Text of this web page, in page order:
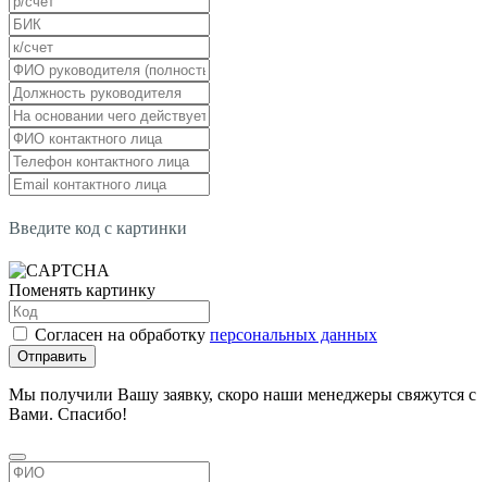
Введите код с картинки
Поменять картинку
Согласен на обработку персональных данных
Отправить
Мы получили Вашу заявку, скоро наши менеджеры свяжутся с
Вами. Спасибо!